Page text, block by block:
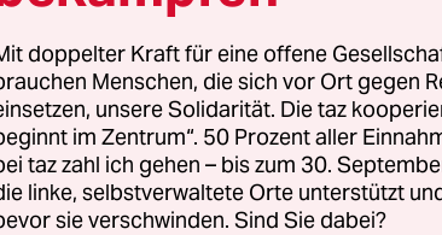
einer Großstadt, die vielen heute
Outdoortourismus dient.
ersten Goldfunden in der Region.
nannte man sich.
doppelter Kraft für eine offene
Menschen, die sich vor Ort gegen
unsere Solidarität. Die taz
im Zentrum“. 50 Prozent aller
taz zahl ich gehen – bis zum 30.
linke, selbstverwaltete Orte unterstützt
sie verschwinden. Sind Sie dabei?